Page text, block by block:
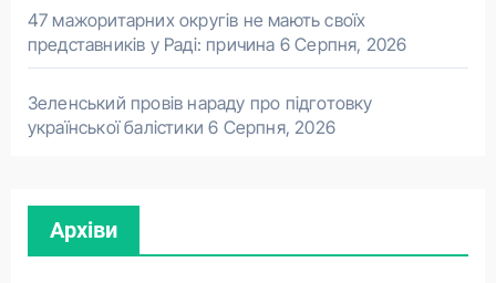
47 мажоритарних округів не мають своїх
представників у Раді: причина 6 Серпня, 2026
Зеленський провів нараду про підготовку
української балістики 6 Серпня, 2026
Архіви